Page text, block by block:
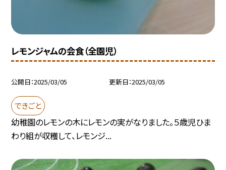
レモンジャムの会食（全園児）
公開日 2025/03/05 更新日 2025/03/05
できごと
幼稚園のレモンの木にレモンの実がなりました。５歳児ひま
わり組が収穫して、レモンジ...